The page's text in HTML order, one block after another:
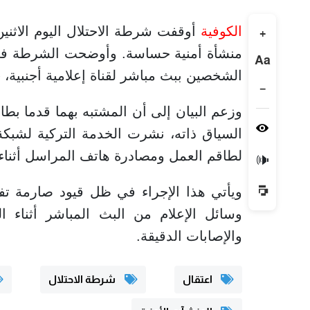
+
Aa
−
🔊
الكوفية أوقفت شرطة الاحتلال اليوم
منشأة أمنية حساسة. وأوضحت الشرطة
الشخصين ببث مباشر لقناة إعلامية
وزعم البيان إلى أن المشتبه بهما قدما
السياق ذاته، نشرت الخدمة التركية
لطاقم العمل ومصادرة هاتف المراسل
ويأتي هذا الإجراء في ظل قيود صارمة
وسائل الإعلام من البث المباشر
والإصابات الدقيقة.
اعتقال شرطة الاحتلال